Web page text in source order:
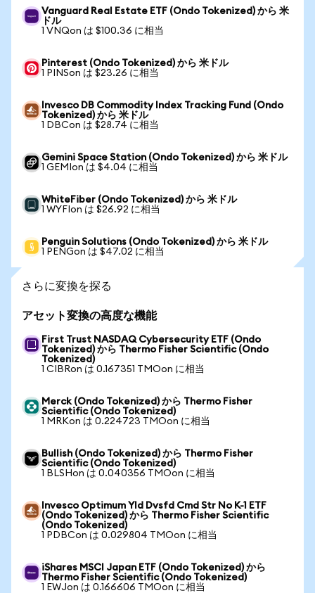
Vanguard Real Estate ETF (Ondo Tokenized) から 米
ドル
1 VNQon は $100.36 に相当
Pinterest (Ondo Tokenized) から 米ドル
1 PINSon は $23.26 に相当
Invesco DB Commodity Index Tracking Fund (Ondo
Tokenized) から 米ドル
1 DBCon は $28.74 に相当
Gemini Space Station (Ondo Tokenized) から 米ドル
1 GEMIon は $4.04 に相当
WhiteFiber (Ondo Tokenized) から 米ドル
1 WYFIon は $26.92 に相当
Penguin Solutions (Ondo Tokenized) から 米ドル
1 PENGon は $47.02 に相当
さらに変換を探る
アセット変換の高度な機能
First Trust NASDAQ Cybersecurity ETF (Ondo
Tokenized) から Thermo Fisher Scientific (Ondo
Tokenized)
1 CIBRon は 0.167351 TMOon に相当
Merck (Ondo Tokenized) から Thermo Fisher
Scientific (Ondo Tokenized)
1 MRKon は 0.224723 TMOon に相当
Bullish (Ondo Tokenized) から Thermo Fisher
Scientific (Ondo Tokenized)
1 BLSHon は 0.040356 TMOon に相当
Invesco Optimum Yld Dvsfd Cmd Str No K-1 ETF
(Ondo Tokenized) から Thermo Fisher Scientific
(Ondo Tokenized)
1 PDBCon は 0.029804 TMOon に相当
iShares MSCI Japan ETF (Ondo Tokenized) から
Thermo Fisher Scientific (Ondo Tokenized)
1 EWJon は 0.166606 TMOon に相当